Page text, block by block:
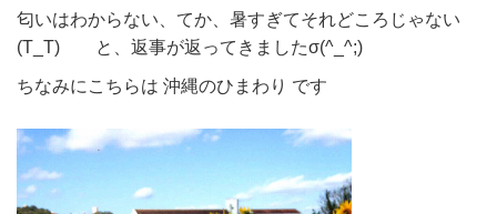
匂いはわからない、てか、暑すぎてそれどころじゃない
(T_T) と、返事が返ってきましたσ(^_^;)
ちなみにこちらは 沖縄のひまわり です